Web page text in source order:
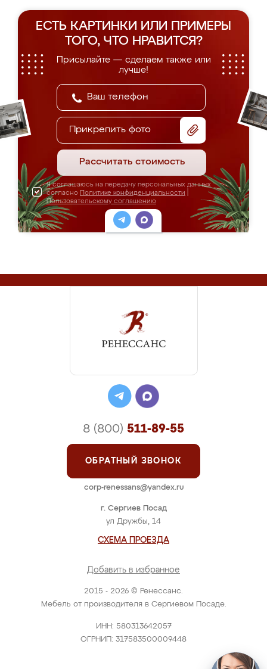
ЕСТЬ КАРТИНКИ ИЛИ ПРИМЕРЫ
ТОГО, ЧТО НРАВИТСЯ?
Присылайте — сделаем также или
лучше!
Прикрепить фото
Рассчитать стоимость
Я соглашаюсь на передачу персональных данных
согласно Политике конфиденциальности
Пользовательскому соглашению
2015 - 2026 © Ренессанс.
Мебель от производителя в Сергиевом Посаде.
ИНН: 580313642057
ОГРНИП: 317583500009448
г. Сергиев Посад
ул Дружбы, 14
СХЕМА ПРОЕЗДА
Добавить в избранное
8 (800) 511-89-55
ОБРАТНЫЙ ЗВОНОК
corp-renessans@yandex.ru